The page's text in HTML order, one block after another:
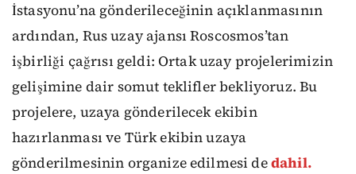
İstasyonu’na gönderileceğinin açıklanmasının
ardından, Rus uzay ajansı Roscosmos’tan
işbirliği çağrısı geldi: Ortak uzay projelerimizin
gelişimine dair somut teklifler bekliyoruz. Bu
projelere, uzaya gönderilecek ekibin
hazırlanması ve Türk ekibin uzaya
gönderilmesinin organize edilmesi dedahil.